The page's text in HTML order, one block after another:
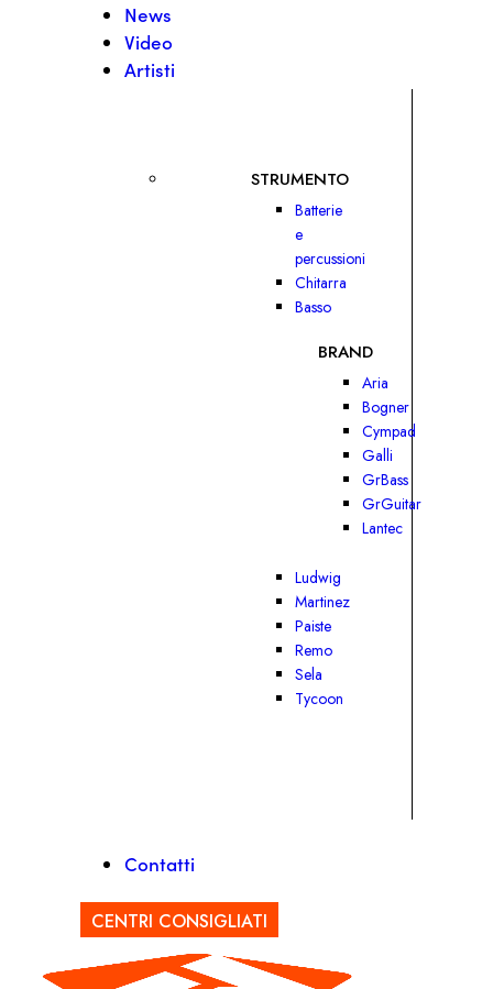
News
Video
Artisti
STRUMENTO
Batterie
e
percussioni
Chitarra
Basso
BRAND
Aria
Bogner
Cympad
Galli
GrBass
GrGuitar
Lantec
Ludwig
Martinez
Paiste
Remo
Sela
Tycoon
Contatti
CENTRI CONSIGLIATI